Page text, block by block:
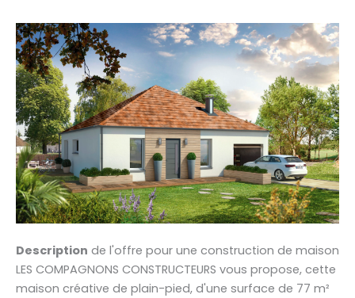
Description de l'offre pour une construction de maison
LES COMPAGNONS CONSTRUCTEURS vous propose, cette
maison créative de plain-pied, d'une surface de 77 m²